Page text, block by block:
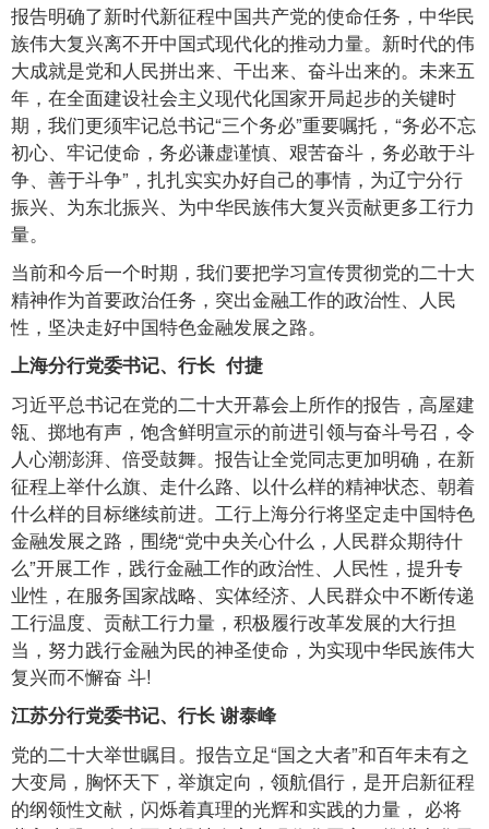
报告明确了新时代新征程中国共产党的使命任务，中华民
族伟大复兴离不开中国式现代化的推动力量。新时代的伟
大成就是党和人民拼出来、干出来、奋斗出来的。未来五
年，在全面建设社会主义现代化国家开局起步的关键时
期，我们更须牢记总书记“三个务必”重要嘱托，“务必不忘
初心、牢记使命，务必谦虚谨慎、艰苦奋斗，务必敢于斗
争、善于斗争”，扎扎实实办好自己的事情，为辽宁分行
振兴、为东北振兴、为中华民族伟大复兴贡献更多工行力
量。
当前和今后一个时期，我们要把学习宣传贯彻党的二十大
精神作为首要政治任务，突出金融工作的政治性、人民
性，坚决走好中国特色金融发展之路。
上海分行党委书记、行长 付捷
习近平总书记在党的二十大开幕会上所作的报告，高屋建
瓴、掷地有声，饱含鲜明宣示的前进引领与奋斗号召，令
人心潮澎湃、倍受鼓舞。报告让全党同志更加明确，在新
征程上举什么旗、走什么路、以什么样的精神状态、朝着
什么样的目标继续前进。工行上海分行将坚定走中国特色
金融发展之路，围绕“党中央关心什么，人民群众期待什
么”开展工作，践行金融工作的政治性、人民性，提升专
业性，在服务国家战略、实体经济、人民群众中不断传递
工行温度、贡献工行力量，积极履行改革发展的大行担
当，努力践行金融为民的神圣使命，为实现中华民族伟大
复兴而不懈奋 斗!
江苏分行党委书记、行长 谢泰峰
党的二十大举世瞩目。报告立足“国之大者”和百年未有之
大变局，胸怀天下，举旗定向，领航倡行，是开启新征程
的纲领性文献，闪烁着真理的光辉和实践的力量， 必将